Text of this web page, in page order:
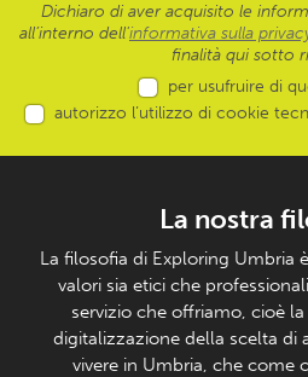
Dichiaro di aver acquisito le
all’interno dell'informativa sulla
finalità qui sotto
per usufruire di
autorizzo l’utilizzo di cookie
La nostra
La filosofia di Exploring Umbria
valori sia etici che
servizio che offriamo, cioè
digitalizzazione della scelta di
vivere in Umbria, che come